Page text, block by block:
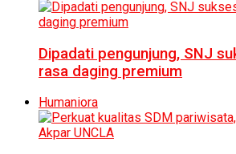
Dipadati pengunjung, SNJ
rasa daging premium
Humaniora